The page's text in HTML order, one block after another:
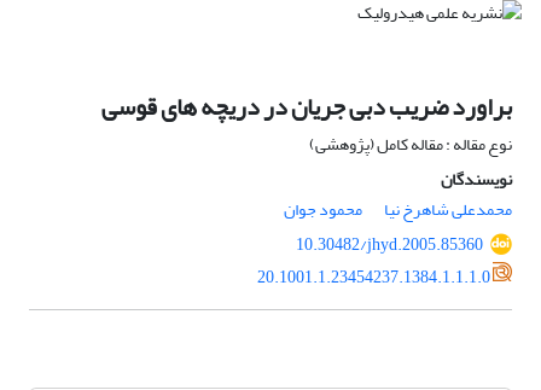
براورد ضریب دبی جریان در دریچه های قوسی
نوع مقاله : مقاله کامل (پژوهشی)
نویسندگان
محمدعلی شاهرخ نیا
محمود جوان
10.30482/jhyd.2005.85360
20.1001.1.23454237.1384.1.1.1.0